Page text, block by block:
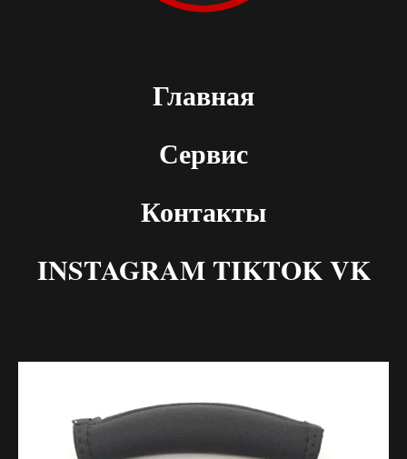
Главная
Сервис
Контакты
INSTAGRAM TIKTOK VK